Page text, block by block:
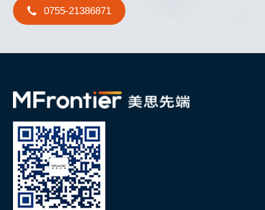
0755-21386871